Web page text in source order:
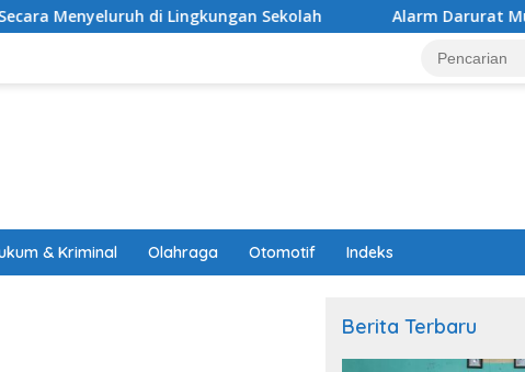
Sekolah Alarm Darurat Mutu Pendidikan
& Kriminal Olahraga Otomotif Indeks
Berita Terbaru